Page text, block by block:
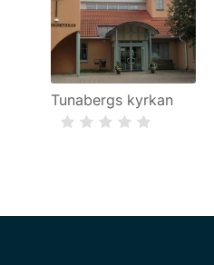
Tunabergs kyrkan